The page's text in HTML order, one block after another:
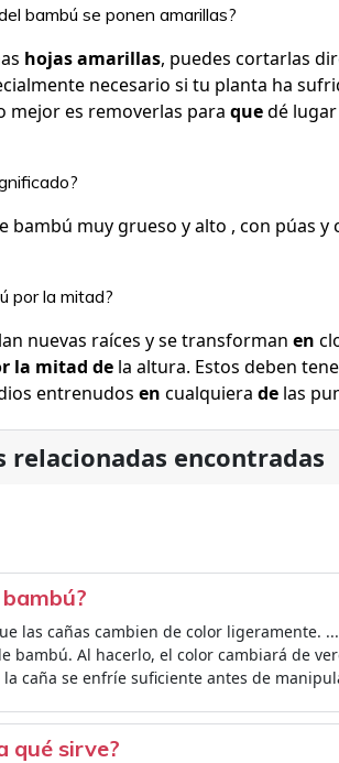
bambú se ponen amarillas?
hojas amarillas, puedes cortarlas
necesario si tu planta ha
mejor es removerlas para quedé lugar
bambú muy grueso y alto , con púas y
por la mitad?
nuevas raíces y se transforman en
la mitad de la altura. Estos deben
entrenudos en cualquiera de las
relacionadas encontradas
las cañas cambien de color ligeramente.
bambú. Al hacerlo, el color cambiará de
caña se enfríe suficiente antes de
qué sirve?